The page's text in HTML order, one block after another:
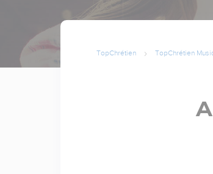
TopChrétien TopChrétien